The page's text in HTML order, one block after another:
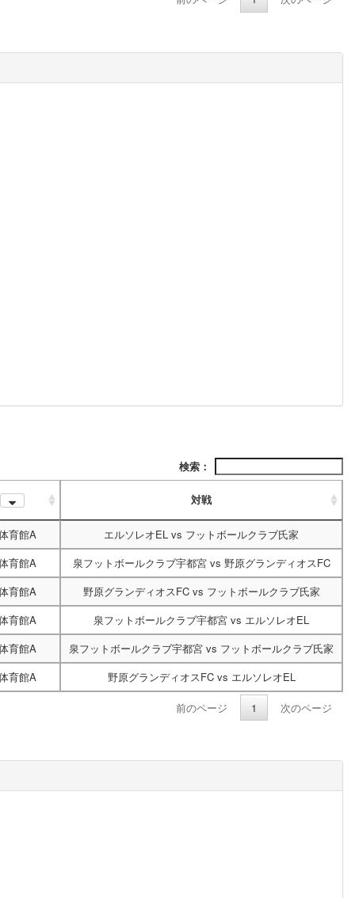
検索：
対戦
育館A エルソレオEL vs フットボールクラブ氏家
育館A 泉フットボールクラブ宇都宮vs 野原グランディオスFC
育館A 野原グランディオスFCvs フットボールクラブ氏家
育館A 泉フットボールクラブ宇都宮 vs エルソレオEL
育館A 泉フットボールクラブ宇都宮 vs フットボールクラブ氏家
育館A 野原グランディオスFCvs エルソレオEL
前のページ 1 次のページ